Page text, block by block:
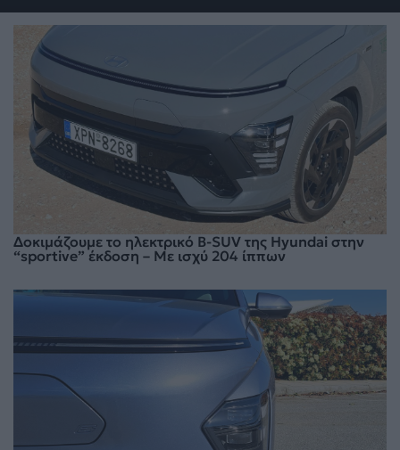
Δοκιμάζουμε το ηλεκτρικό B-SUV της Hyundai στην
“sportive” έκδοση – Με ισχύ 204 ίππων